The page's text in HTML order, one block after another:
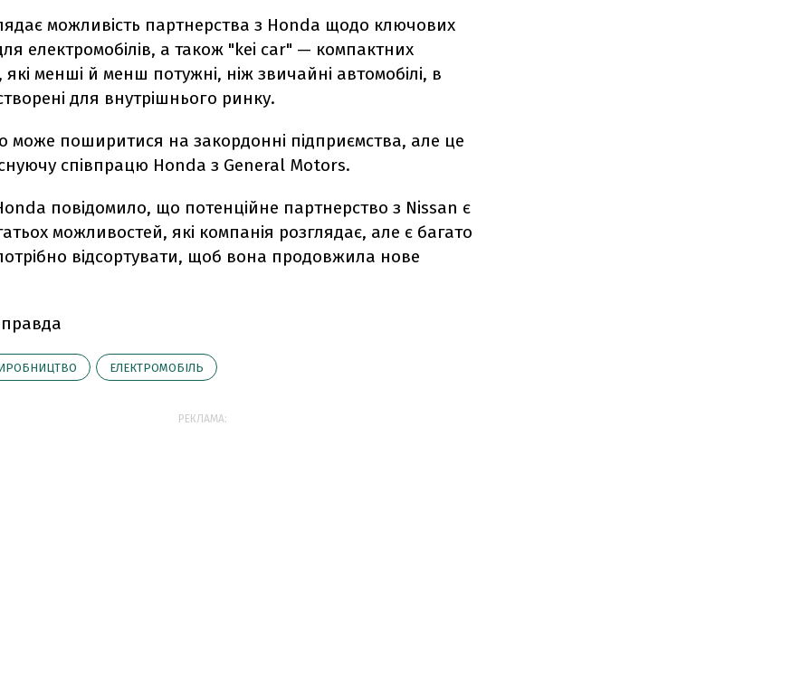
можливість партнерства з Honda щодо ключових
електромобілів, а також "kei car" — компактних
які менші й менш потужні, ніж звичайні автомобілі, в
для внутрішнього ринку.
може поширитися на закордонні підприємства, але це
співпрацю Honda з General Motors.
повідомило, що потенційне партнерство з Nissan є
можливостей, які компанія розглядає, але є багато
відсортувати, щоб вона продовжила нове
ЕЛЕКТРОМОБІЛЬ
РЕКЛАМА: